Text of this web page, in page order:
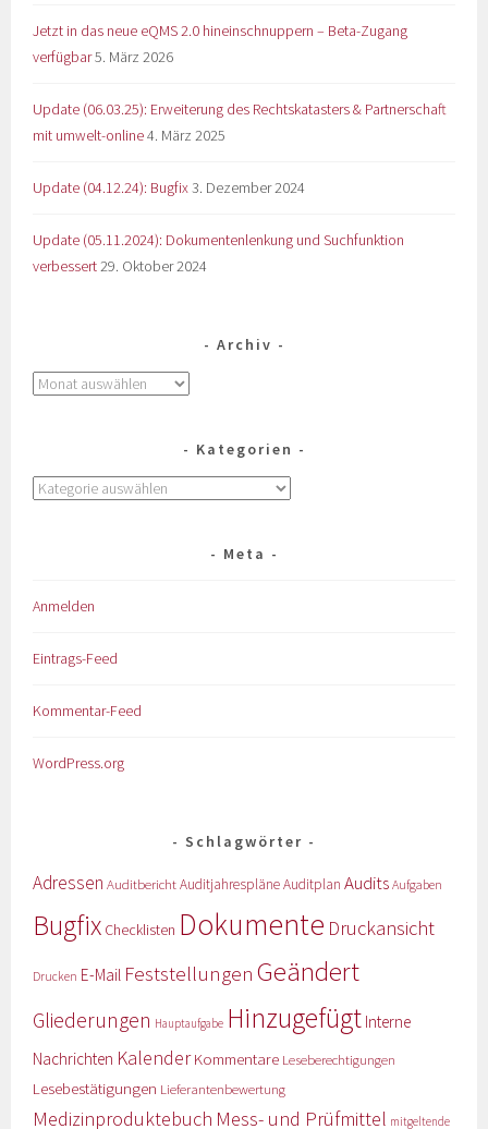
Jetzt in das neue eQMS 2.0 hineinschnuppern – Beta-Zugang
verfügbar5. März 2026
Update (06.03.25): Erweiterung des Rechtskatasters & Partnerschaft
mit umwelt-online4. März 2025
Update (04.12.24): Bugfix3. Dezember 2024
Update (05.11.2024): Dokumentenlenkung und Suchfunktion
verbessert29. Oktober 2024
Archiv
Kategorien
Meta
Anmelden
Eintrags-Feed
Kommentar-Feed
WordPress.org
Schlagwörter
Adressen AuditberichtAuditjahrespläneAuditplan Audits Aufgaben
Bugfix Checklisten Dokumente Druckansicht
Drucken E-Mail Feststellungen Geändert
Gliederungen Hauptaufgabe Hinzugefügt Interne
Nachrichten KalenderKommentare Leseberechtigungen
Lesebestätigungen Lieferantenbewertung
Medizinproduktebuch Mess- und Prüfmittel mitgeltende